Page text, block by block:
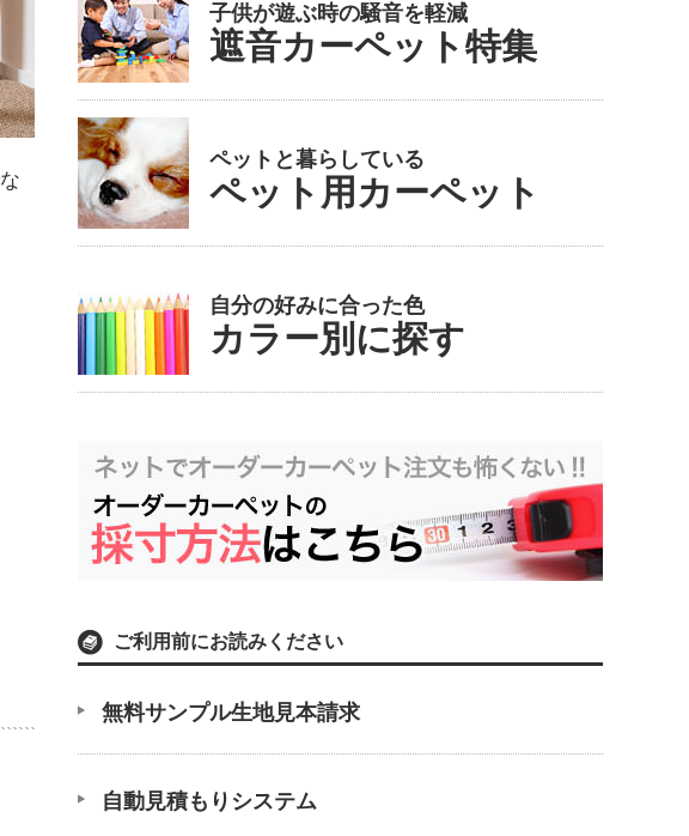
子供が遊ぶ時の騒音を軽減
遮音カーペット特集
ペットと暮らしている
ペット用カーペット
自分の好みに合った色
カラー別に探す
ご利用前にお読みください
無料サンプル生地見本請求
自動見積もりシステム